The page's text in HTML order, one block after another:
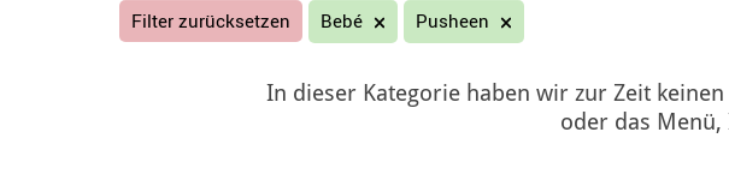
Filter zurücksetzen Bebé Pusheen
In dieser Kategorie haben wir zur Zeit
oder das